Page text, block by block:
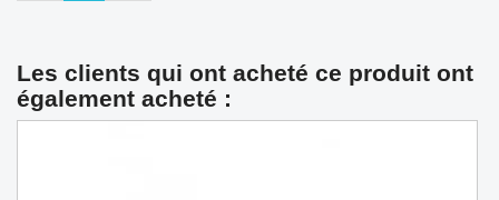
Les clients qui ont acheté ce produit ont
également acheté :